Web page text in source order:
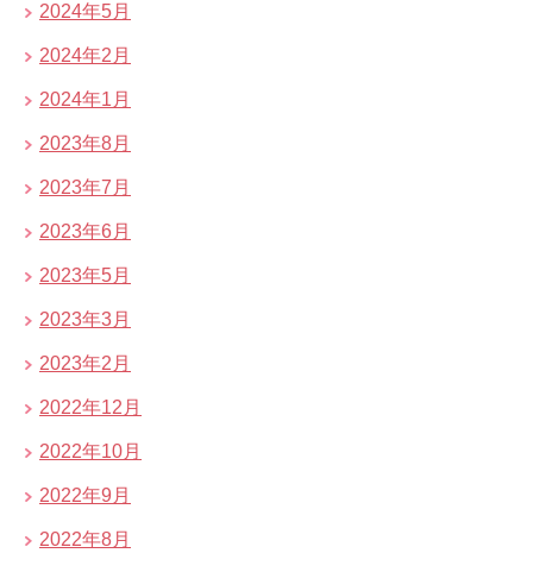
2024年5月
2024年2月
2024年1月
2023年8月
2023年7月
2023年6月
2023年5月
2023年3月
2023年2月
2022年12月
2022年10月
2022年9月
2022年8月